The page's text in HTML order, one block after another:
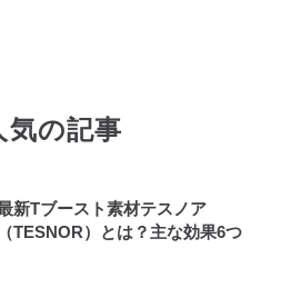
気の記事
新Tブースト素材テスノア
（TESNOR）とは？主な効果6つ